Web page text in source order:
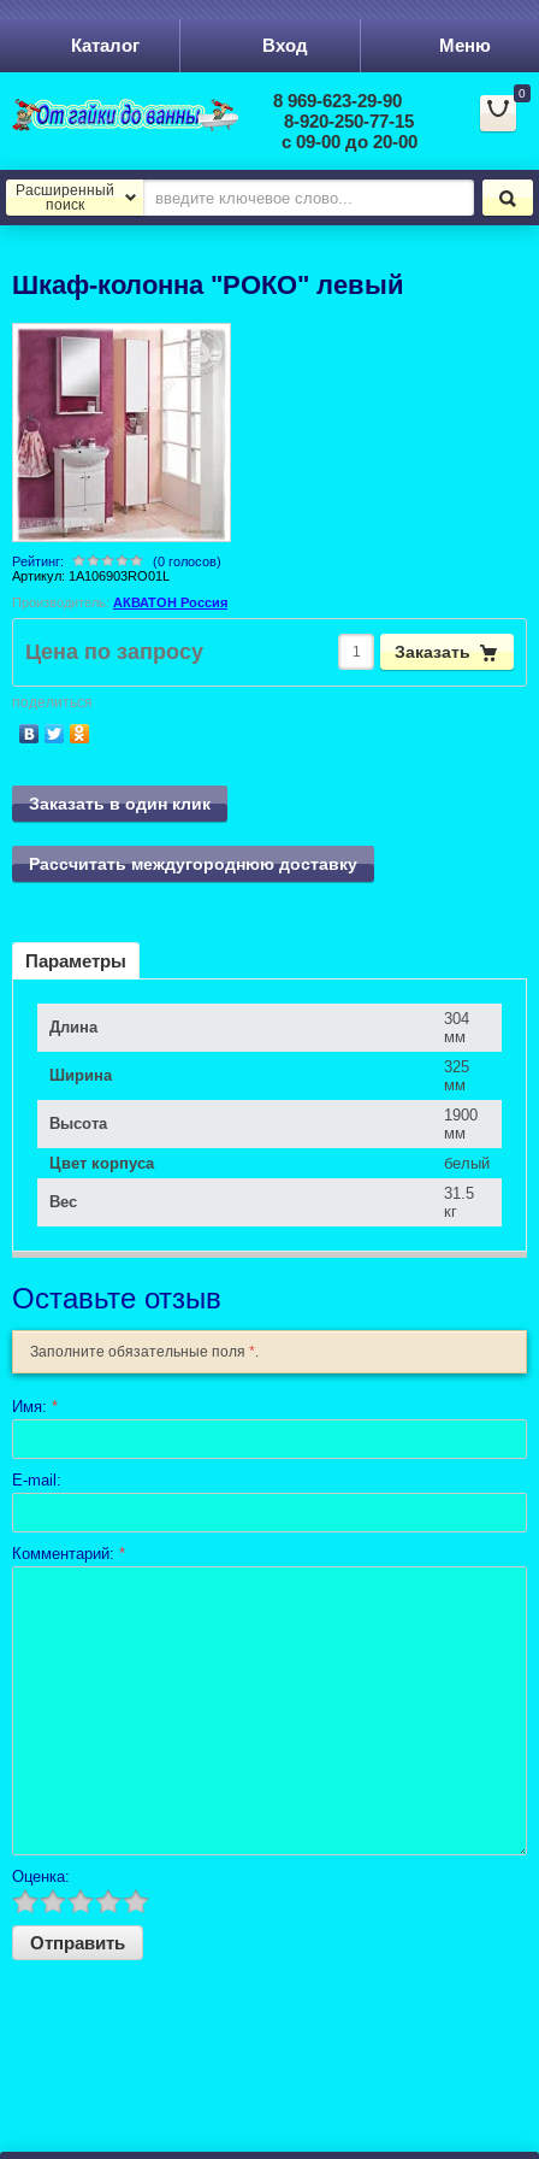
Каталог Вход Меню
8 969-623-29-90
8-920-250-77-15
с 09-00 до 20-00
Расширенный
поиск
0
Шкаф-колонна "РОКО" левый
Рейтинг:
(0 голосов)
Артикул: 1A106903RO01L
Производитель: АКВАТОН Россия
Цена по запросу Заказать
поделиться
Заказать в один клик
Рассчитать междугороднюю доставку
Параметры
Длина
304
мм
Ширина
325
мм
Высота
1900
мм
Цвет корпуса
белый
Вес
31.5
кг
Оставьте отзыв
Заполните обязательные поля *.
Имя: *
E-mail:
Комментарий: *
Оценка: